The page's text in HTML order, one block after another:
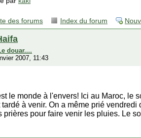
des forums Index du forum
douar....
2007, 11:43
le monde à l'envers! Ici au Maroc, le
tardé à venir. On a même prié
prières pour faire venir les pluies. Le